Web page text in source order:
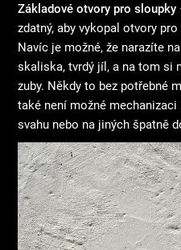
Základové otvory pro sloupky
zdatný, aby vykopal otvory
Navíc je možné, že narazíte
skaliska, tvrdý jíl, a na tom si
zuby. Někdy to bez potřebné
také není možné
svahu nebo na jiných špatně